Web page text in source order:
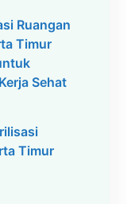
Ruangan
Timur
Sehat
Timur